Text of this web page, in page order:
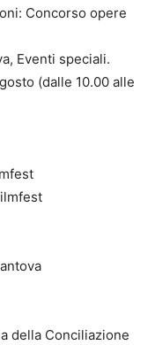
Concorso opere
Eventi speciali.
(dalle 10.00 alle
della Conciliazione